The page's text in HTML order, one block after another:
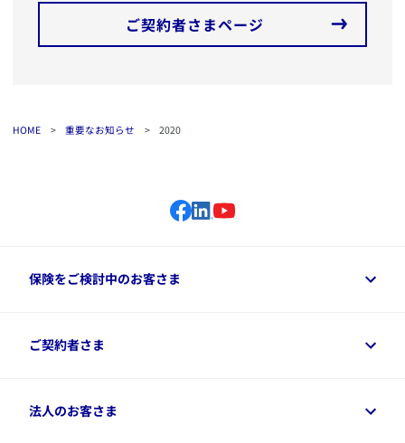
ご契約者さまページ
HOME > 重要なお知らせ > 2020
保険をご検討中のお客さま
保険をご検討中のお客さまトップ
資料請求
ご契約者さま
ご契約者さまトップ
法人のお客さま